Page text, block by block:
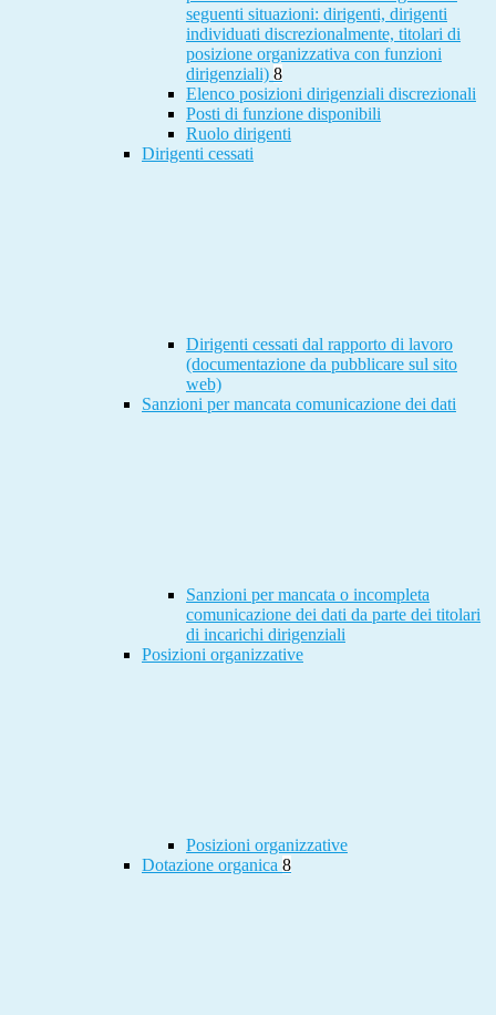
seguenti situazioni: dirigenti, dirigenti
individuati discrezionalmente, titolari di
posizione organizzativa con funzioni
dirigenziali) 8
Elenco posizioni dirigenziali discrezionali
Posti di funzione disponibili
Ruolo dirigenti
Dirigenti cessati
Dirigenti cessati dal rapporto di lavoro
(documentazione da pubblicare sul sito
web)
Sanzioni per mancata comunicazione dei dati
Sanzioni per mancata o incompleta
comunicazione dei dati da parte dei titolari
di incarichi dirigenziali
Posizioni organizzative
Posizioni organizzative
Dotazione organica 8